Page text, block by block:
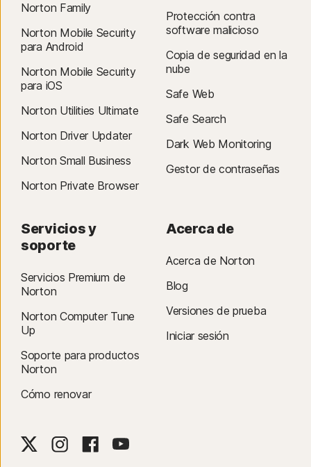
Norton Family
Norton Mobile Security
para Android
Norton Mobile Security
para iOS
Norton Utilities Ultimate
Norton Driver Updater
Norton Small Business
Norton Private Browser
Protección contra
software malicioso
Copia de seguridad en la
nube
Safe Web
Safe Search
Dark Web Monitoring
Gestor de contraseñas
Servicios y
soporte
Servicios Premium de
Norton
Norton Computer Tune
Up
Soporte para productos
Norton
Cómo renovar
Acerca de
Acerca de Norton
Blog
Versiones de prueba
Iniciar sesión